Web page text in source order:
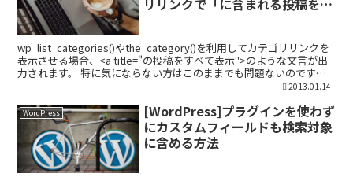
wp_list_categories()やthe_category()を利用してカテゴリリンクを
表示させる場合、<a title="の投稿をすべて表示">のような文言が出
力されます。 特に気にならない方はこのままでも問題ないのです
2013.01.14
WordPress
[WordPress]プラグインを使わず
にカスタムフィールドも検索対象
に含める方法